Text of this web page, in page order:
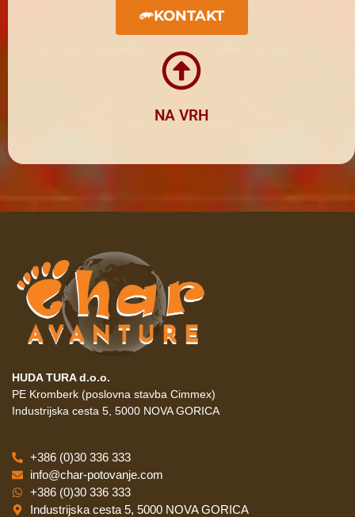
KONTAKT
NA VRH
HUDA TURA d.o.o.
PE Kromberk (poslovna stavba Cimmex)
Industrijska cesta 5, 5000 NOVA GORICA
+386 (0)30 336 333
info@char-potovanje.com
+386 (0)30 336 333
Industrijska cesta 5, 5000 NOVA GORICA